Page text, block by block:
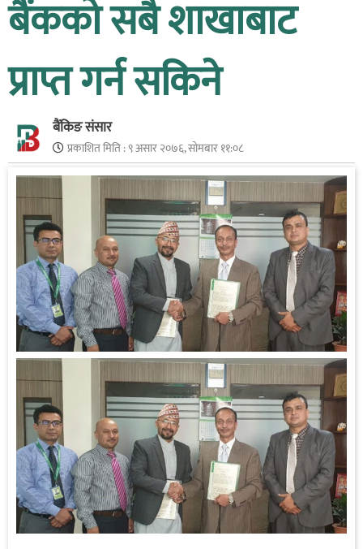
बैंकको सबै शाखाबाट
प्राप्त गर्न सकिने
बैंकिङ संसार
प्रकाशित मिति :९ असार २०७६, सोमबार ११:०८